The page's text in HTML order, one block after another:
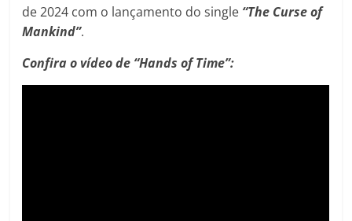
de 2024 com o lançamento do single “The Curse of
Mankind”.
Confira o vídeo de “Hands of Time”: